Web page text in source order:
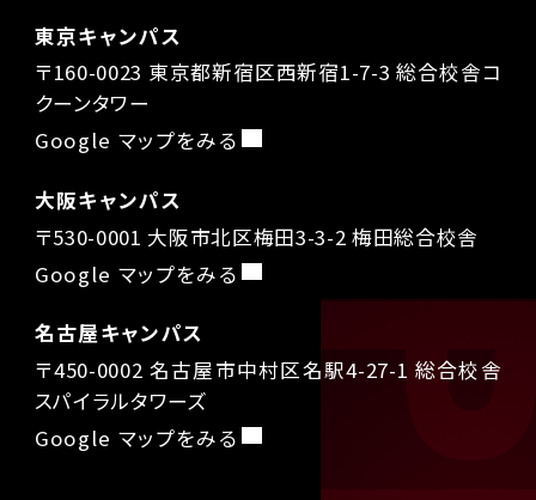
東京キャンパス
〒160-0023 東京都新宿区西新宿1-7-3 総合校舎コ
クーンタワー
Google マップをみる
大阪キャンパス
〒530-0001 大阪市北区梅田3-3-2 梅田総合校舎
Google マップをみる
名古屋キャンパス
〒450-0002 名古屋市中村区名駅4-27-1 総合校舎
スパイラルタワーズ
Google マップをみる